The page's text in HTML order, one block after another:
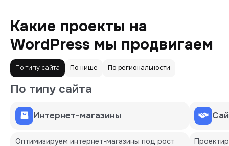
Какие проекты на
WordPress мы продвигаем
По типу сайта По нише По региональности
По типу сайта
Интернет-магазины
Оптимизируем интернет-магазины под рост